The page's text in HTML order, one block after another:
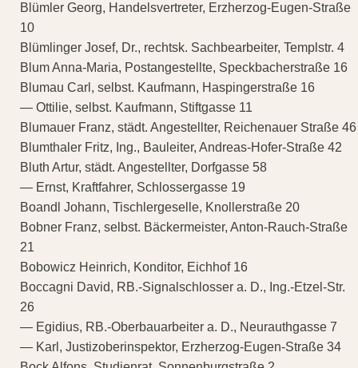
Blümler Georg, Handelsvertreter, Erzherzog-Eugen-Straße
10
Blümlinger Josef, Dr., rechtsk. Sachbearbeiter, Templstr. 4
Blum Anna-Maria, Postangestellte, Speckbacherstraße 16
Blumau Carl, selbst. Kaufmann, Haspingerstraße 16
— Ottilie, selbst. Kaufmann, Stiftgasse 11
Blumauer Franz, städt. Angestellter, Reichenauer Straße 46
Blumthaler Fritz, Ing., Bauleiter, Andreas-Hofer-Straße 42
Bluth Artur, städt. Angestellter, Dorfgasse 58
— Ernst, Kraftfahrer, Schlossergasse 19
Boandl Johann, Tischlergeselle, Knollerstraße 20
Bobner Franz, selbst. Bäckermeister, Anton-Rauch-Straße
21
Bobowicz Heinrich, Konditor, Eichhof 16
Boccagni David, RB.-Signalschlosser a. D., Ing.-Etzel-Str.
26
— Egidius, RB.-Oberbauarbeiter a. D., Neurauthgasse 7
— Karl, Justizoberinspektor, Erzherzog-Eugen-Straße 34